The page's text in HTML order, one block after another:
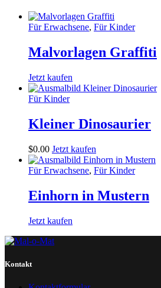
Für Erwachsene, Für Kinder
Malvorlagen Graffiti
Jetzt kaufen
Für Kinder
Kleiner Dinosaurier
$0.00 Jetzt kaufen
Für Erwachsene, Für Kinder
Einhorn in Mustern
Jetzt kaufen
Kontakt